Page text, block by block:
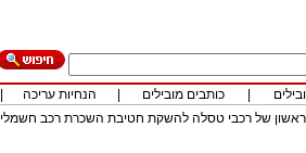
כותבים מובילים הנחיות עריכה